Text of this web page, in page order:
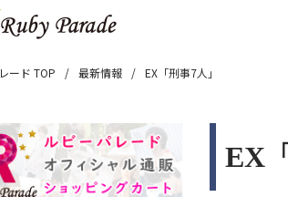
ード TOP 最新情報 EX「刑事7人」
EX